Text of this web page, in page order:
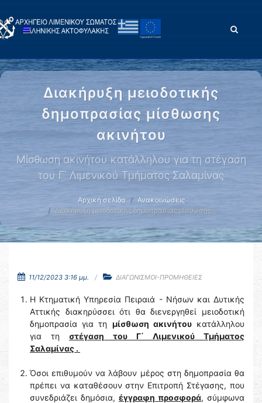
Διακήρυξη μειοδοτικής
δημοπρασίας μίσθωσης
ακινήτου
Μίσθωση ακινήτου κατάλληλου για τη στέγαση
του Γ΄ Λιμενικού Τμήματος Σαλαμίνας
Αρχική σελίδα
Ανακοινώσεις
Διακήρυξη μειοδοτικής δημοπρασίας μίσθωσης …
11/12/2023 3:16 μμ. ΔΙΑΓΩΝΙΣΜΟΙ-ΠΡΟΜΗΘΕΙΕΣ
Η Κτηματική Υπηρεσία Πειραιά - Νήσων και Δυτικής
Αττικής διακηρύσσει ότι θα διενεργηθεί μειοδοτική
δημοπρασία για τη μίσθωση ακινήτουκατάλληλου
για τη στέγαση του Γ΄ Λιμενικού Τμήματος
Σαλαμίνας .
Όσοι επιθυμούν να λάβουν μέρος στη δημοπρασία θα
πρέπει να καταθέσουν στην Επιτροπή Στέγασης, που
συνεδριάζει δημόσια, έγγραφη προσφορά, σύμφωνα